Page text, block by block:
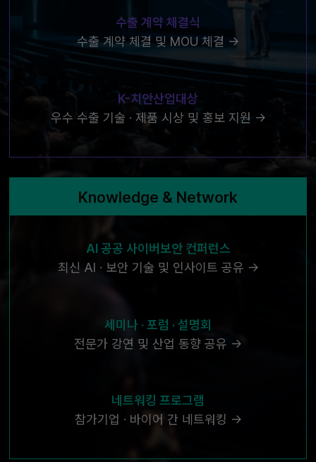
수출 계약 체결식
수출 계약 체결 및 MOU 체결 →
K-치안산업대상
우수 수출 기술 · 제품 시상 및 홍보 지원 →
Knowledge & Network
AI 공공 사이버보안 컨퍼런스
최신 AI · 보안 기술 및 인사이트 공유 →
세미나 · 포럼 · 설명회
전문가 강연 및 산업 동향 공유 →
네트워킹 프로그램
참가기업 · 바이어 간 네트워킹 →